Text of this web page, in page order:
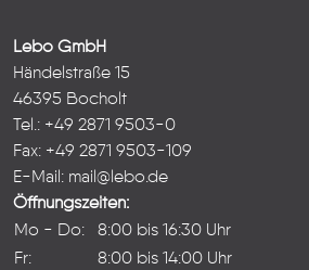
Lebo GmbH
Händelstraße 15
46395 Bocholt
Tel.: +49 2871 9503-0
Fax: +49 2871 9503-109
E-Mail: mail@lebo.de
Öffnungszeiten:
Mo - Do:
8:00 bis 16:30 Uhr
Fr:
8:00 bis 14:00 Uhr